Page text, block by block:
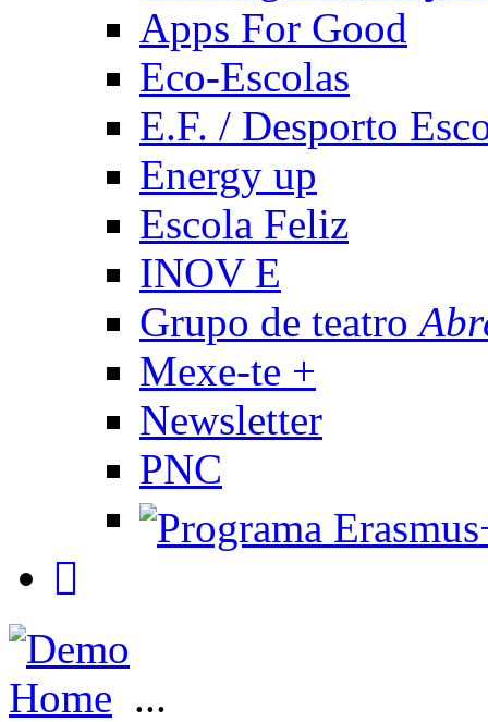
Apps For Good
Eco-Escolas
E.F. / Desporto
Energy up
Escola Feliz
INOV E
Grupo de teatro
Mexe-te +
Newsletter
PNC
Home ...